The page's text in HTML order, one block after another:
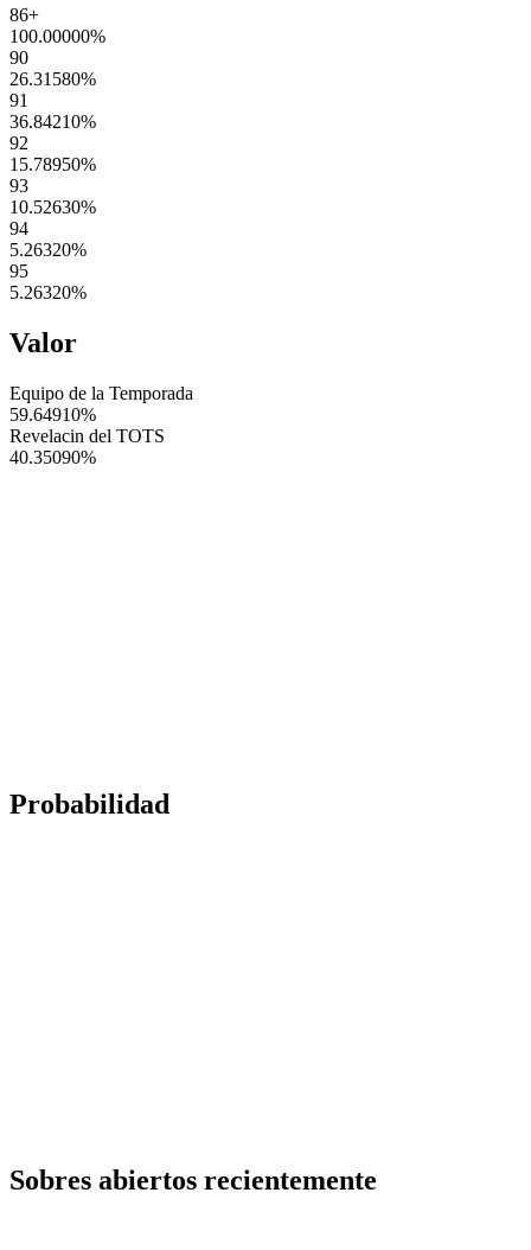
86+
100.00000%
90
26.31580%
91
36.84210%
92
15.78950%
93
10.52630%
94
5.26320%
95
5.26320%
Valor
Equipo de la Temporada
59.64910%
Revelacin del TOTS
40.35090%
Probabilidad
Sobres abiertos recientemente